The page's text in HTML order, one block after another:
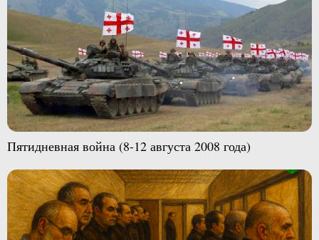
Пятидневная война (8-12 августа 2008 года)